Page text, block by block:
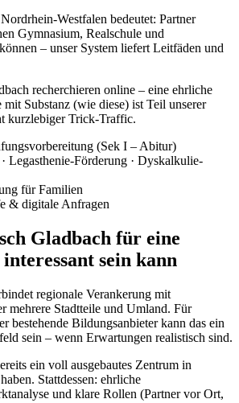
Westfalen bedeutet: Partner
Gymnasium, Realschule und
– unser System liefert Leitfäden und
recherchieren online – eine ehrliche
Substanz (wie diese) ist Teil unserer
kurzlebiger Trick-Traffic.
(Sek I – Abitur)
Legasthenie-Förderung · Dyskalkulie-
für Familien
& digitale Anfragen
Gladbach für eine
sein kann
regionale Verankerung mit
mehrere Stadtteile und Umland. Für
bestehende Bildungsanbieter kann das ein
sein – wenn Erwartungen realistisch sind.
ein voll ausgebautes Zentrum in
Stattdessen: ehrliche
und klare Rollen (Partner vor Ort,